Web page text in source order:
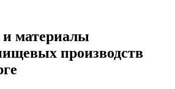
и материалы
производств